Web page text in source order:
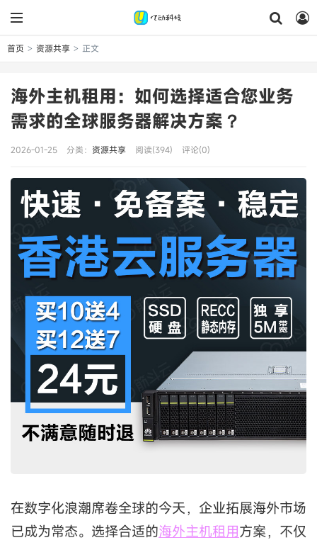
首页 > 资源共享 > 正文
海外主机租用：如何选择适合您业务
需求的全球服务器解决方案？
2026-01-25 分类： 资源共享 阅读(394) 评论(0)
在数字化浪潮席卷全球的今天，企业拓展海外市场
已成为常态。选择合适的海外主机租用方案，不仅